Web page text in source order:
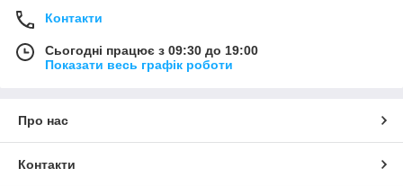
Контакти
Сьогодні працює з 09:30 до 19:00
Показати весь графік роботи
Про нас
Контакти